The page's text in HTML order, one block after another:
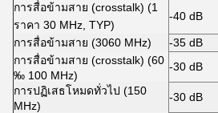
การสื่อข้ามสาย (crosstalk) (1
ราคา 30 MHz, TYP)
-40 dB
การสื่อข้ามสาย (3060 MHz)
-35 dB
การสื่อข้ามสาย (crosstalk) (60
‰ 100 MHz)
-30 dB
การปฏิเสธโหมดทั่วไป (150
MHz)
-30 dB